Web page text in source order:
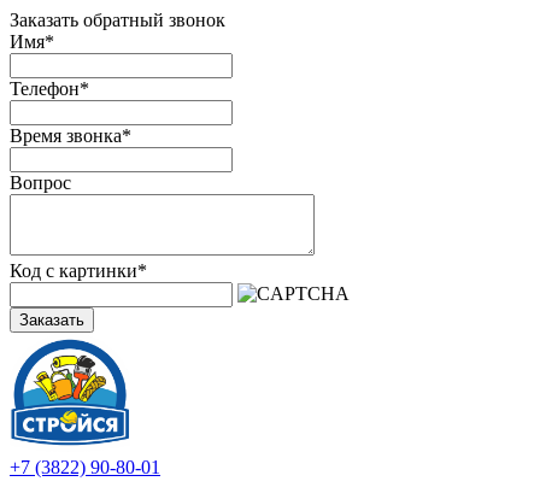
Заказать обратный звонок
Имя*
Телефон*
Время звонка*
Вопрос
Код с картинки*
Заказать
+7 (3822) 90-80-01